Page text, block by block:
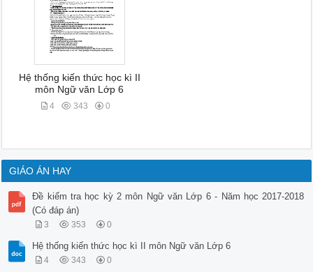
Hệ thống kiến thức học kì II
môn Ngữ văn Lớp 6
4 343 0
GIÁO ÁN HAY
Đề kiểm tra học kỳ 2 môn Ngữ văn Lớp 6 - Năm học 2017-2018
(Có đáp án)
3 353 0
Hệ thống kiến thức học kì II môn Ngữ văn Lớp 6
4 343 0